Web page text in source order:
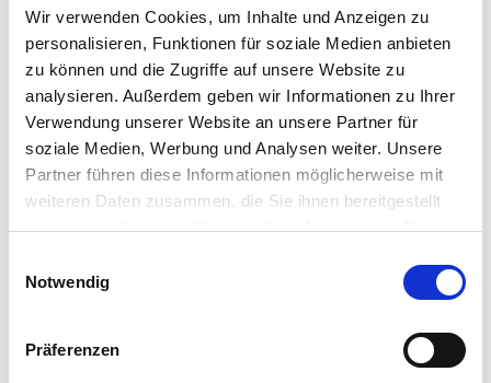
Wir verwenden Cookies, um Inhalte und Anzeigen zu
personalisieren, Funktionen für soziale Medien anbieten
zu können und die Zugriffe auf unsere Website zu
analysieren. Außerdem geben wir Informationen zu Ihrer
Verwendung unserer Website an unsere Partner für
soziale Medien, Werbung und Analysen weiter. Unsere
Partner führen diese Informationen möglicherweise mit
weiteren Daten zusammen, die Sie ihnen bereitgestellt
haben oder die sie im Rahmen Ihrer Nutzung der Dienste
Notwendig
Präferenzen
Kategorie: Zwischenfrüchte
Händler
Dieses Produkt erhalten Sie bei folgenden Händlern: